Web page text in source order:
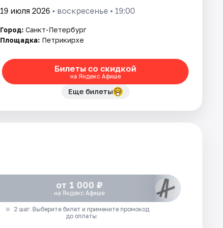
19 июля 2026 • воскресенье • 19:00
Город: Санкт-Петербург
Площадка: Петрикирхе
Билеты со скидкой
на Яндекс Афише
Еще билеты
от 1 000 ₽
на Яндекс Афише
2 шаг. Выберите билет и примените промокод
до оплаты